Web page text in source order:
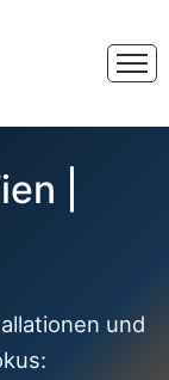
|
und